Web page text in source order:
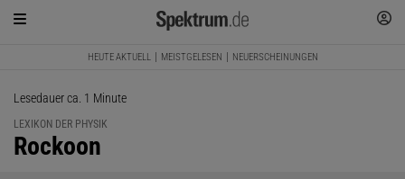
HEUTE AKTUELL MEISTGELESEN NEUERSCHEINUNGEN
Lesedauer ca. 1 Minute
LEXIKON DER PHYSIK
:
Rockoon